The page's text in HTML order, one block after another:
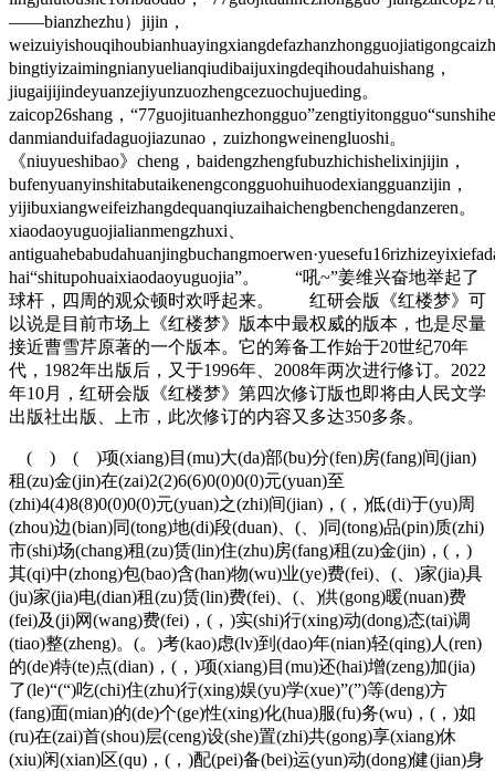
——bianzhezhu）jijin，
bingtiyizaimingnianyuelianqiudibaijuxingdeqihoudahuishang，
jiugaijijindeyuanzejiyunzuozhengcezuochujueding。
zaicop26shang，
danmianduifadaguojiazunao，zuizhongweinengluoshi。
《niuyueshibao》cheng，baidengzhengfubuzhichishelixinjijin，
bufenyuanyinshitabutaikenengcongguohuihuodexiangguanzijin，
yijibuxiangweifeizhangdequanqiuzaihaichengbenchengdanzeren。
xiaodaoyuguojialianmengzhuxi、
hai“shitupohuaixiaodaoyuguojia”。 “吼~”姜维兴奋地举起了
球杆，四周的观众顿时欢呼起来。 红研会版《红楼梦》可
以说是目前市场上《红楼梦》版本中最权威的版本，也是尽量
接近曹雪芹原著的一个版本。它的筹备工作始于20世纪70年
代，1982年出版后，又于1996年、2008年两次进行修订。2022
年10月，红研会版《红楼梦》第四次修订版也即将由人民文学
出版社出版、上市，此次修订的内容又多达350多条。
( ) ( )项(xiang)目(mu)大(da)部(bu)分(fen)房(fang)间(jian)
租(zu)金(jin)在(zai)2(2)6(6)0(0)0(0)元(yuan)至
(zhi)4(4)8(8)0(0)0(0)元(yuan)之(zhi)间(jian)，(，)低(di)于(yu)周
(zhou)边(bian)同(tong)地(di)段(duan)、(、)同(tong)品(pin)质(zhi)
市(shi)场(chang)租(zu)赁(lin)住(zhu)房(fang)租(zu)金(jin)，(，)
其(qi)中(zhong)包(bao)含(han)物(wu)业(ye)费(fei)、(、)家(jia)具
(ju)家(jia)电(dian)租(zu)赁(lin)费(fei)、(、)供(gong)暖(nuan)费
(fei)及(ji)网(wang)费(fei)，(，)实(shi)行(xing)动(dong)态(tai)调
(tiao)整(zheng)。(。)考(kao)虑(lv)到(dao)年(nian)轻(qing)人(ren)
的(de)特(te)点(dian)，(，)项(xiang)目(mu)还(hai)增(zeng)加(jia)
了(le)“(“)吃(chi)住(zhu)行(xing)娱(yu)学(xue)”(”)等(deng)方
(fang)面(mian)的(de)个(ge)性(xing)化(hua)服(fu)务(wu)，(，)如
(ru)在(zai)首(shou)层(ceng)设(she)置(zhi)共(gong)享(xiang)休
(xiu)闲(xian)区(qu)，(，)配(pei)备(bei)运(yun)动(dong)健(jian)身